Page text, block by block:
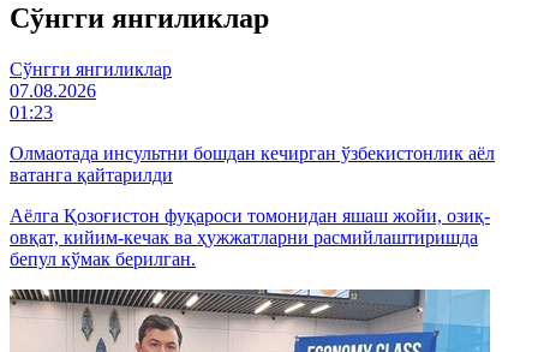
Cўнгги янгиликлар
Cўнгги янгиликлар
07.08.2026
01:23
Олмаотада инсультни бошдан кечирган ўзбекистонлик аёл
ватанга қайтарилди
Аёлга Қозоғистон фуқароси томонидан яшаш жойи, озиқ-
овқат, кийим-кечак ва ҳужжатларни расмийлаштиришда
бепул кўмак берилган.